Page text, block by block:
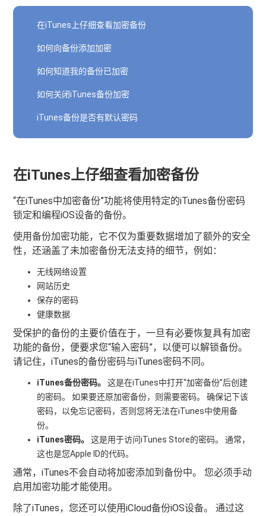
在iTunes上仔细查看加密备份
如何向备份添加加密
如何知道我的备份已加密
如何关闭iTunes备份加密
iTunes备份是否有默认密码
在iTunes上仔细查看加密备份
“在iTunes中加密备份”功能将使用特定的iTunes备份密码
锁定和编程iOS设备的备份。
使用备份加密功能，它不仅为重要数据增加了额外的安全
性，还涵盖了未加密备份无法支持的细节，例如：
无线网络设置
网站历史
保存的密码
健康数据
受保护的备份的主要价值在于，一旦有必要恢复具有加密
功能的备份，便要求您“输入密码”，以便可以解锁备份。
请记住，iTunes的备份密码与iTunes密码不同。
iTunes备份密码。
这是在iTunes中打开“加密备份”后创建
的密码。 如果要还原加密备份，则需要密码。 确保记下该
密码，以免忘记密码，否则您将无法在iTunes中使用备
份。
iTunes密码。
这是用于访问iTunes Store的密码。 通常，
这也是您Apple ID的代码。
通常，iTunes不会自动将加密添加到备份中。 您必须手动
启用加密功能才能使用。
除了iTunes，您还可以使用iCloud备份iOS设备。 通过这